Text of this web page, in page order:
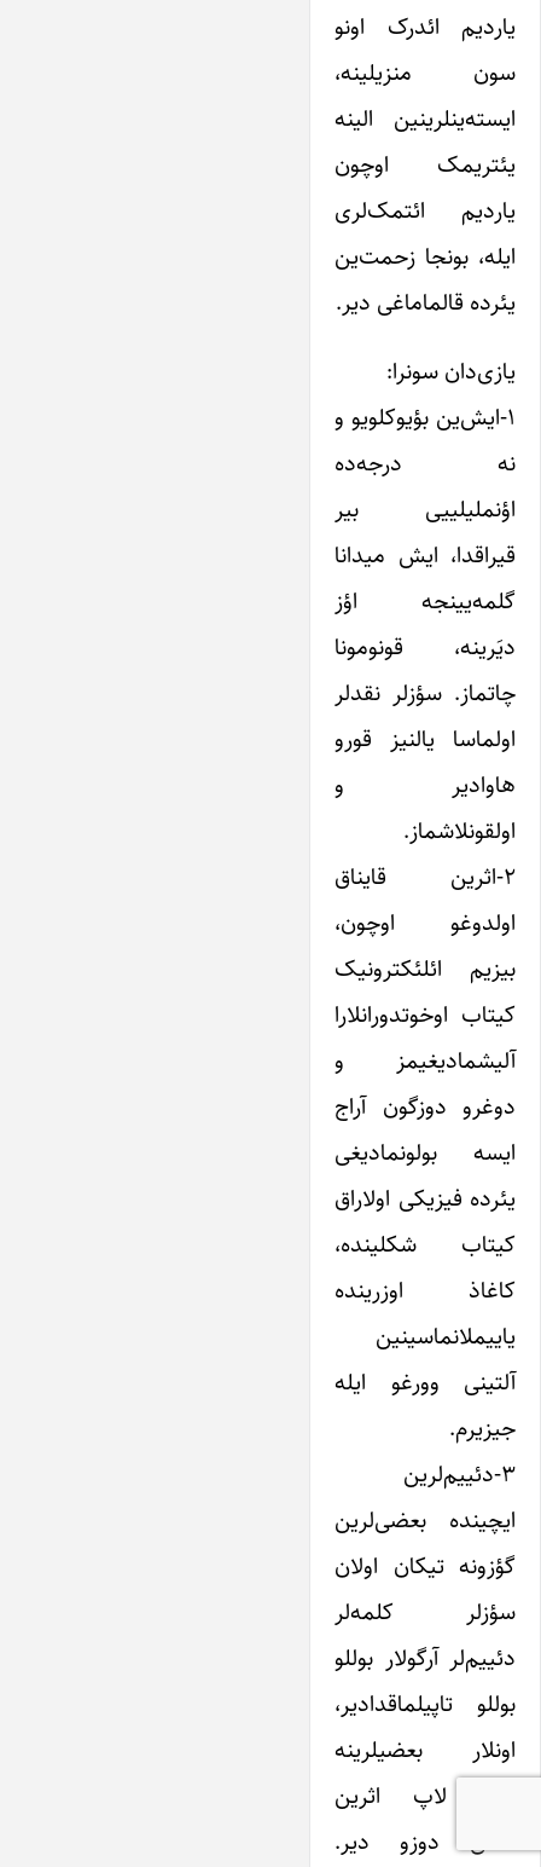
یاردیم ائدرک اونو
سون منزیلینه،
ایسته‌ینلرینین الینه
یئتریمک اوچون
یاردیم ائتمک‌لری
ایله، بونجا زحمت‌ین
یئرده قالماماغی دیر.
یازی‌دان سونرا:
۱-ایش‌ین بؤیوکلویو و
نه درجه‌ده
اؤنملیلییی بیر
قیراقدا، ایش میدانا
گلمه‌یینجه اؤز
دیَرینه، قونومونا
چاتماز. سؤزلر نقدلر
اولماسا یالنیز قورو
هاوادیر و
اولقونلاشماز.
۲-اثرین قایناق
اولدوغو اوچون،
بیزیم ائلئکترونیک
کیتاب اوخوتدورانلارا
آلیشمادیغیمز و
دوغرو دوزگون آراج
ایسه بولونمادیغی
یئرده فیزیکی اولاراق
کیتاب شکلینده،
کاغاذ اوزرینده
یاییملانماسینین
آلتینی وورغو ایله
جیزیرم.
۳-دئییم‌لرین
ایچینده بعضی‌لرین
گؤزونه تیکان اولان
سؤزلر کلمه‌لر
دئییم‌لر آرگولار بوللو
بوللو تاپیلماقدادیر،
اونلار بعضیلرینه
گؤره لاپ اثرین
دادی دوزو دیر.